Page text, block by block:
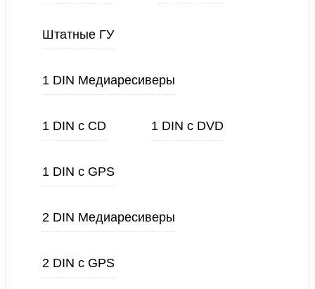
Штатные ГУ
1 DIN Медиаресиверы
1 DIN с CD 1 DIN с DVD
1 DIN с GPS
2 DIN Медиаресиверы
2 DIN с GPS